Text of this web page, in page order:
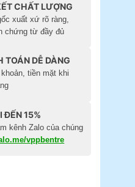
CHẤT LƯỢNG
xuất xứ rõ ràng,
chứng từ đầy đủ
TOÁN DỄ DÀNG
tiền mặt khi
ĐẾN 15%
kênh Zalo của chúng
vppbentre